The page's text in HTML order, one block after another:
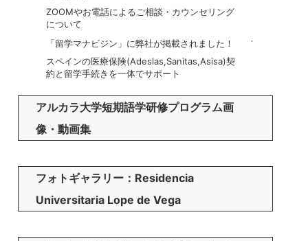
ZOOMやお電話によるご相談・カウンセリング
について
「留学マナビジン」に弊社が掲載されました！
スペインの医療保険(Adeslas,Sanitas,Asisa)契
約と留学手続きを一体でサポート
アルカラ大学短期語学研修プログラム画
像・動画集
フォトギャラリー：Residencia
Universitaria Lope de Vega